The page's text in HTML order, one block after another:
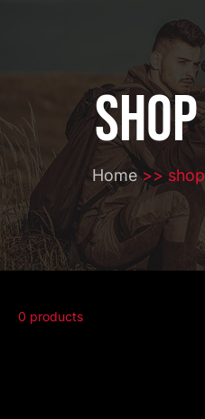
SHOP
Home>> shop
0 products